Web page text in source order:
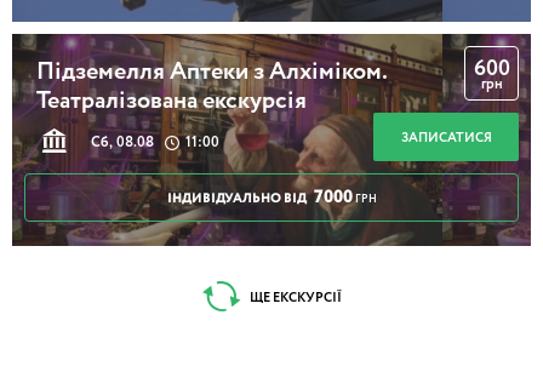
Підземелля Аптеки з Алхіміком.
Театралізована екскурсія
Сб, 08.08 11:00
600
грн
ЗАПИСАТИСЯ
ІНДИВІДУАЛЬНО ВІД 7000 ГРН
ЩЕ ЕКСКУРСІЇ